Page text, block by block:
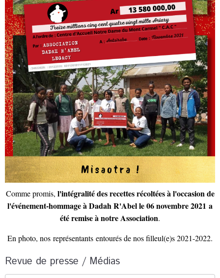
Comme promis, l'intégralité des recettes récoltées à l'occasion de
l'événement-hommage à Dadah R'Abel le 06 novembre 2021 a
été remise à notre Association.
En photo, nos représentants entourés de nos filleul(e)s 2021-2022.
Revue de presse / Médias